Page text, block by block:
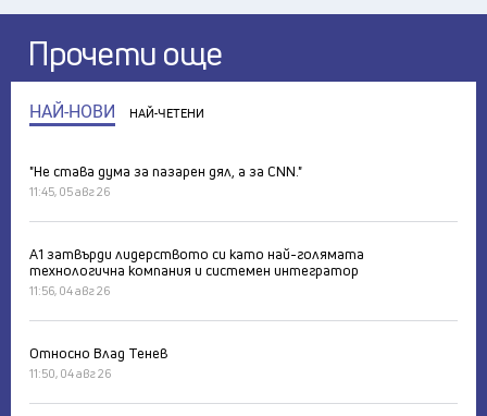
Прочети още
НАЙ-НОВИ НАЙ-ЧЕТЕНИ
"Не става дума за пазарен дял, а за CNN."
11:45, 05 авг 26
А1 затвърди лидерството си като най-голямата
технологична компания и системен интегратор
11:56, 04 авг 26
Относно Влад Тенев
11:50, 04 авг 26